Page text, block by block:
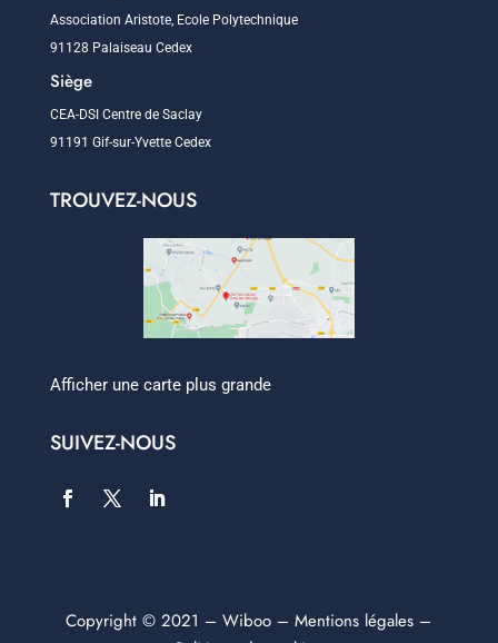
Association Aristote, Ecole Polytechnique
91128 Palaiseau Cedex
Siège
CEA-DSI Centre de Saclay
91191 Gif-sur-Yvette Cedex
TROUVEZ-NOUS
Afficher une carte plus grande
SUIVEZ-NOUS
Copyright © 2021 –Wiboo –Mentions légales –